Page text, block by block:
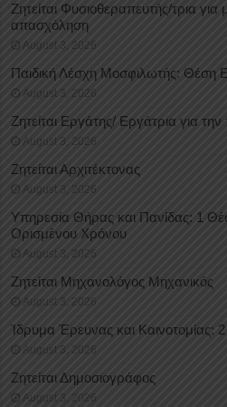
Ζητείται Φυσιοθεραπευτής/τρια
απασχόληση
August 3, 2026
Παιδική Λέσχη Μοσφιλωτής: Θέση
August 3, 2026
Ζητείται Εργάτης/ Εργάτρια για
August 3, 2026
Ζητείται Αρχιτέκτονας
August 3, 2026
Υπηρεσία Θήρας και Πανίδας: 1
Oρισμένου Xρόνου
August 3, 2026
Ζητείται Μηχανολόγος Μηχανικός
August 3, 2026
Ίδρυμα Έρευνας και Καινοτομίας:
August 3, 2026
Ζητείται Δημοσιογράφος
August 3, 2026